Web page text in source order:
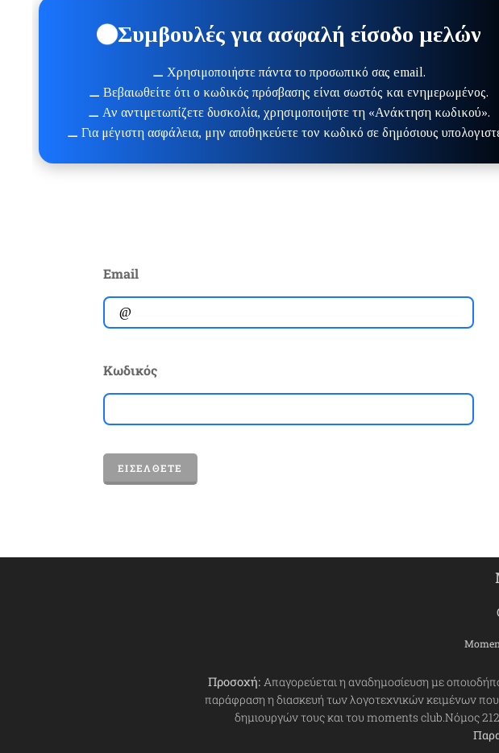
Συμβουλές για ασφαλή είσοδο μελών
⚊ Χρησιμοποιήστε πάντα το προσωπικό σας email.
⚊ Βεβαιωθείτε ότι ο κωδικός πρόσβασης είναι σωστός και ενημερωμένος.
⚊ Αν αντιμετωπίζετε δυσκολία, χρησιμοποιήστε τη «Ανάκτηση κωδικού».
⚊ Για μέγιστη ασφάλεια, μην αποθηκεύετε τον κωδικό σε δημόσιους
Email
Κωδικός
ΕΙΣΈΛΘΕΤΕ
Προσοχή: Απαγορεύεται η αναδημοσίευση με
παράφραση η διασκευή των λογοτεχνικών κειμένων
δημιουργών τους και του moments club.Νόμος